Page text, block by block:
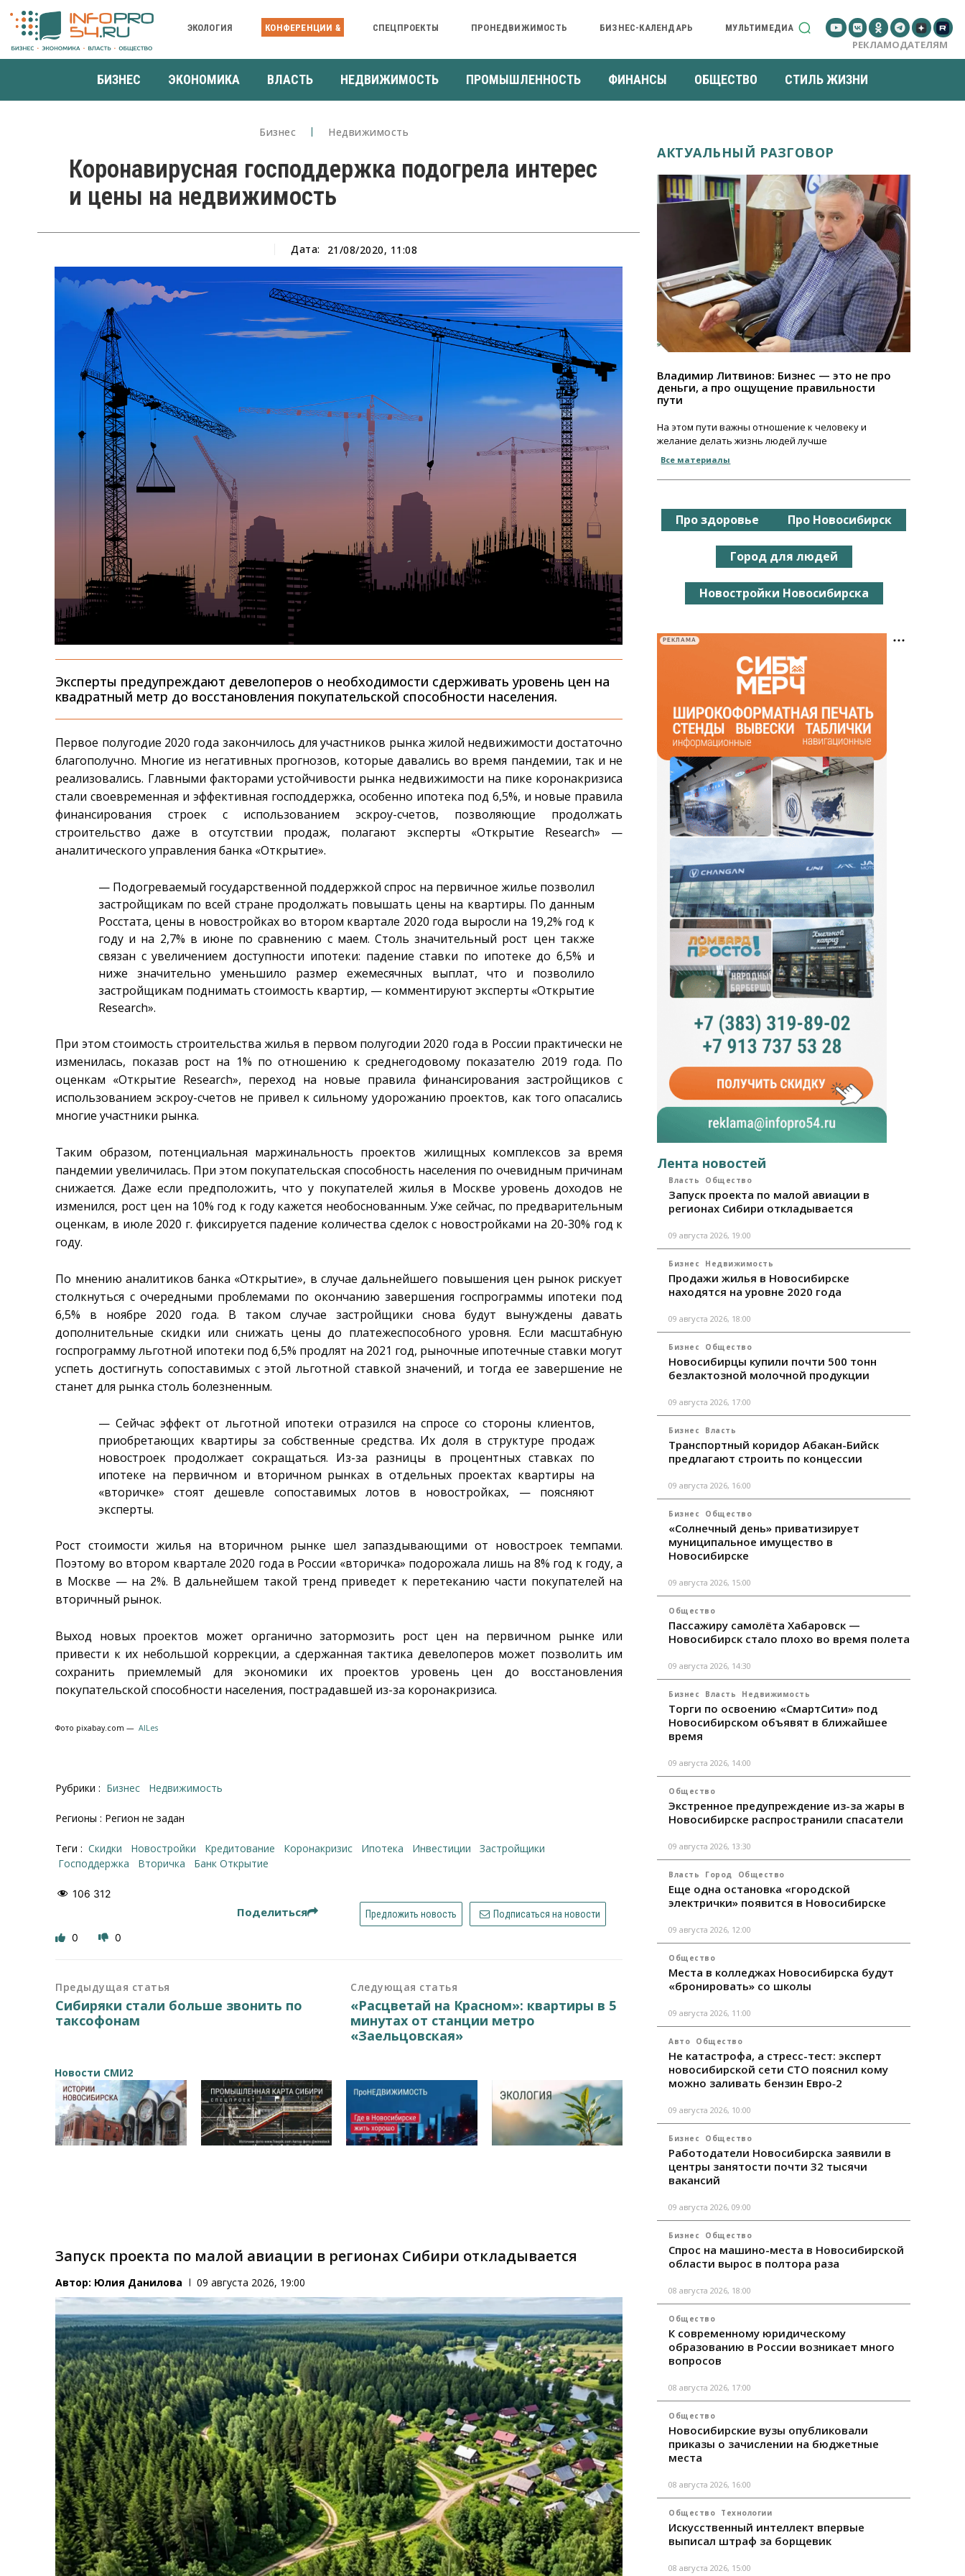
ЭКОЛОГИЯ КОНФЕРЕНЦИИ & СПЕЦПРОЕКТЫ ПРОНЕДВИЖИМОСТЬ БИЗНЕС-КАЛЕНДАРЬ МУЛЬТИМЕДИА
РЕКЛАМОДАТЕЛЯМ
БИЗНЕС ЭКОНОМИКА ВЛАСТЬ НЕДВИЖИМОСТЬ ПРОМЫШЛЕННОСТЬ ФИНАНСЫ ОБЩЕСТВО СТИЛЬ ЖИЗНИ
Бизнес Недвижимость
Коронавирусная господдержка подогрела интерес
и цены на недвижимость
Дата: 21/08/2020, 11:08
Эксперты предупреждают девелоперов о необходимости сдерживать уровень цен на
квадратный метр до восстановления покупательской способности населения.
Первое полугодие 2020 года закончилось для участников рынка жилой недвижимости достаточно
благополучно. Многие из негативных прогнозов, которые давались во время пандемии, так и не
реализовались. Главными факторами устойчивости рынка недвижимости на пике коронакризиса
стали своевременная и эффективная господдержка, особенно ипотека под 6,5%, и новые правила
финансирования строек с использованием эскроу-счетов, позволяющие продолжать
строительство даже в отсутствии продаж, полагают эксперты «Открытие Research» —
аналитического управления банка «Открытие».
— Подогреваемый государственной поддержкой спрос на первичное жилье позволил
застройщикам по всей стране продолжать повышать цены на квартиры. По данным
Росстата, цены в новостройках во втором квартале 2020 года выросли на 19,2% год к
году и на 2,7% в июне по сравнению с маем. Столь значительный рост цен также
связан с увеличением доступности ипотеки: падение ставки по ипотеке до 6,5% и
ниже значительно уменьшило размер ежемесячных выплат, что и позволило
застройщикам поднимать стоимость квартир, — комментируют эксперты «Открытие
Research».
При этом стоимость строительства жилья в первом полугодии 2020 года в России практически не
изменилась, показав рост на 1% по отношению к среднегодовому показателю 2019 года. По
оценкам «Открытие Research», переход на новые правила финансирования застройщиков с
использованием эскроу-счетов не привел к сильному удорожанию проектов, как того опасались
многие участники рынка.
Таким образом, потенциальная маржинальность проектов жилищных комплексов за время
пандемии увеличилась. При этом покупательская способность населения по очевидным причинам
снижается. Даже если предположить, что у покупателей жилья в Москве уровень доходов не
изменился, рост цен на 10% год к году кажется необоснованным. Уже сейчас, по предварительным
оценкам, в июле 2020 г. фиксируется падение количества сделок с новостройками на 20-30% год к
году.
По мнению аналитиков банка «Открытие», в случае дальнейшего повышения цен рынок рискует
столкнуться с очередными проблемами по окончанию завершения госпрограммы ипотеки под
6,5% в ноябре 2020 года. В таком случае застройщики снова будут вынуждены давать
дополнительные скидки или снижать цены до платежеспособного уровня. Если масштабную
госпрограмму льготной ипотеки под 6,5% продлят на 2021 год, рыночные ипотечные ставки могут
успеть достигнуть сопоставимых с этой льготной ставкой значений, и тогда ее завершение не
станет для рынка столь болезненным.
— Сейчас эффект от льготной ипотеки отразился на спросе со стороны клиентов,
приобретающих квартиры за собственные средства. Их доля в структуре продаж
новостроек продолжает сокращаться. Из-за разницы в процентных ставках по
ипотеке на первичном и вторичном рынках в отдельных проектах квартиры на
«вторичке» стоят дешевле сопоставимых лотов в новостройках, — поясняют
эксперты.
Рост стоимости жилья на вторичном рынке шел запаздывающими от новостроек темпами.
Поэтому во втором квартале 2020 года в России «вторичка» подорожала лишь на 8% год к году, а
в Москве — на 2%. В дальнейшем такой тренд приведет к перетеканию части покупателей на
вторичный рынок.
Выход новых проектов может органично затормозить рост цен на первичном рынке или
привести к их небольшой коррекции, а сдержанная тактика девелоперов может позволить им
сохранить приемлемый для экономики их проектов уровень цен до восстановления
покупательской способности населения, пострадавшей из-за коронакризиса.
Фото pixabay.com —AlLes
Рубрики : Бизнес Недвижимость
Регионы : Регион не задан
Теги : скидки новостройки кредитование коронакризис ипотека инвестиции
Застройщики
господдержка
вторичка Банк Открытие
106 312
Поделиться Предложить новость Подписаться на новости
0 0
Предыдущая статья
Сибиряки стали больше звонить по
таксофонам
Следующая статья
«Расцветай на Красном»: квартиры в 5
минутах от станции метро
«Заельцовская»
Новости СМИ2
Запуск проекта по малой авиации в регионах Сибири откладывается
Автор: Юлия Данилова 09 августа 2026, 19:00
АКТУАЛЬНЫЙ РАЗГОВОР
Владимир Литвинов: Бизнес — это не про
деньги, а про ощущение правильности
пути
На этом пути важны отношение к человеку и
желание делать жизнь людей лучше
Все материалы
Про здоровье Про Новосибирск
Город для людей
Новостройки Новосибирска
РЕКЛАМА
Лента новостей
Власть Общество
Запуск проекта по малой авиации в
регионах Сибири откладывается
09 августа 2026, 19:00
Бизнес Недвижимость
Продажи жилья в Новосибирске
находятся на уровне 2020 года
09 августа 2026, 18:00
Бизнес Общество
Новосибирцы купили почти 500 тонн
безлактозной молочной продукции
09 августа 2026, 17:00
Бизнес Власть
Транспортный коридор Абакан-Бийск
предлагают строить по концессии
09 августа 2026, 16:00
Бизнес Общество
«Солнечный день» приватизирует
муниципальное имущество в
Новосибирске
09 августа 2026, 15:00
Общество
Пассажиру самолёта Хабаровск —
Новосибирск стало плохо во время полета
09 августа 2026, 14:30
Бизнес Власть Недвижимость
Торги по освоению «СмартСити» под
Новосибирском объявят в ближайшее
время
09 августа 2026, 14:00
Общество
Экстренное предупреждение из-за жары в
Новосибирске распространили спасатели
09 августа 2026, 13:30
Власть Город Общество
Еще одна остановка «городской
электрички» появится в Новосибирске
09 августа 2026, 12:00
Общество
Места в колледжах Новосибирска будут
«бронировать» со школы
09 августа 2026, 11:00
Авто Общество
Не катастрофа, а стресс-тест: эксперт
новосибирской сети СТО пояснил кому
можно заливать бензин Евро‑2
09 августа 2026, 10:00
Бизнес Общество
Работодатели Новосибирска заявили в
центры занятости почти 32 тысячи
вакансий
09 августа 2026, 09:00
Бизнес Общество
Спрос на машино-места в Новосибирской
области вырос в полтора раза
08 августа 2026, 18:00
Общество
К современному юридическому
образованию в России возникает много
вопросов
08 августа 2026, 17:00
Общество
Новосибирские вузы опубликовали
приказы о зачислении на бюджетные
места
08 августа 2026, 16:00
Общество Технологии
Искусственный интеллект впервые
выписал штраф за борщевик
08 августа 2026, 15:00